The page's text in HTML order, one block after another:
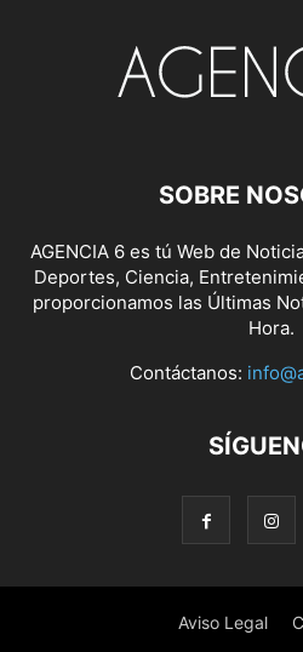
SOBRE
AGENCIA 6 es tú Web de
Deportes, Ciencia,
proporcionamos las Últimas
Hora.
Contáctanos:
Aviso Legal